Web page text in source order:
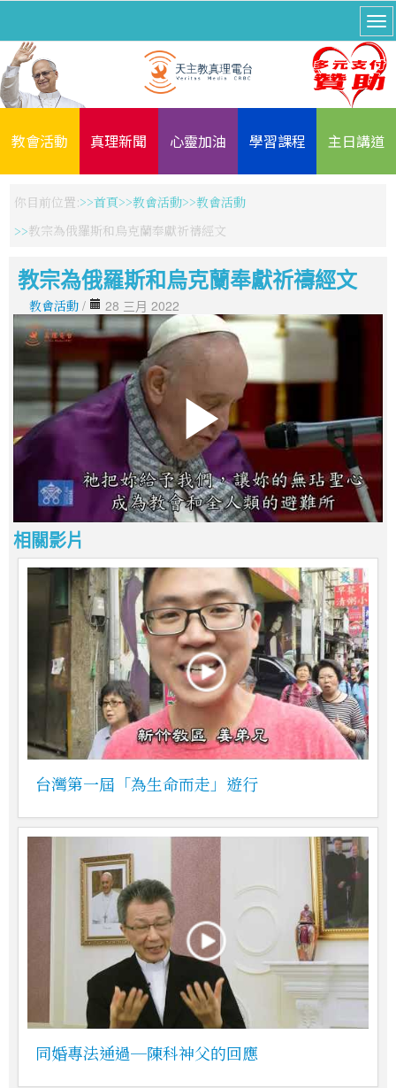
教會活動 真理新聞 心靈加油 學習課程 主日講道
你目前位置: 首頁 教會活動
教會活動
教宗為俄羅斯和烏克蘭奉獻祈禱經文
教宗為俄羅斯和烏克蘭奉獻祈禱經文
教會活動 / 28 三月 2022
相關影片
台灣第一屆「為生命而走」遊行
同婚專法通過─陳科神父的回應